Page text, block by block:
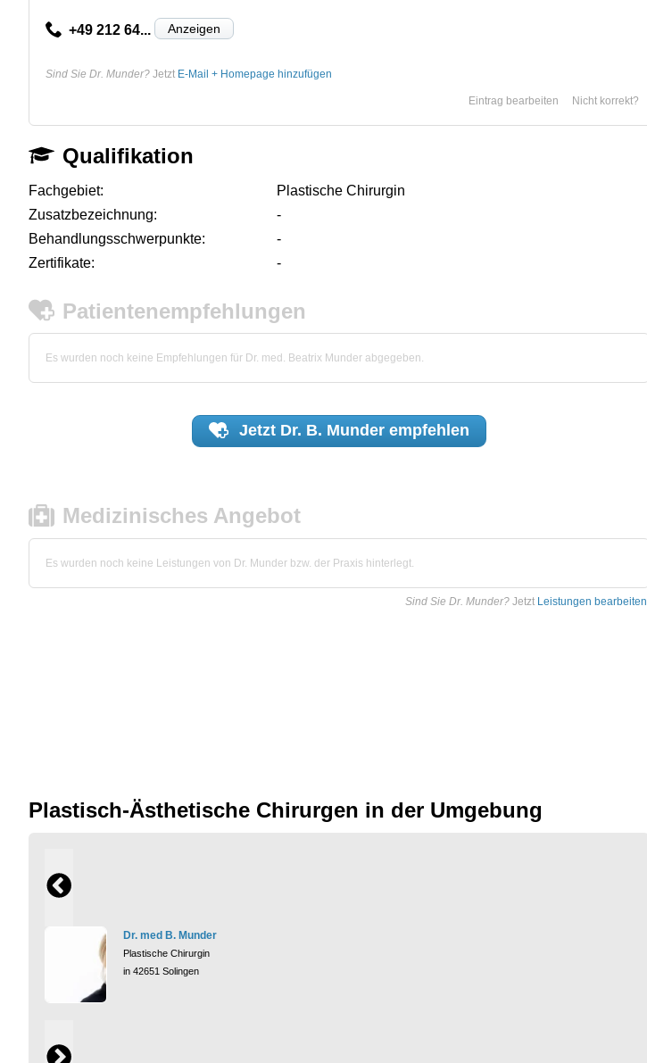
+49 212 64... Anzeigen
Sind Sie Dr. Munder? Jetzt E-Mail + Homepage hinzufügen
Nicht korrekt?
Eintrag bearbeiten
Qualifikation
Fachgebiet:
Plastische Chirurgin
Zusatzbezeichnung:
-
Behandlungsschwerpunkte:
-
Zertifikate:
-
Patientenempfehlungen
Es wurden noch keine Empfehlungen für Dr. med. Beatrix Munder abgegeben.
Jetzt Dr. B. Munderempfehlen
Medizinisches Angebot
Es wurden noch keine Leistungen von Dr. Munder bzw. der Praxis hinterlegt.
Sind Sie Dr. Munder? Jetzt Leistungen bearbeiten
Plastisch-Ästhetische Chirurgen in der Umgebung
Dr. med B. Munder
Plastische Chirurgin
in 42651 Solingen